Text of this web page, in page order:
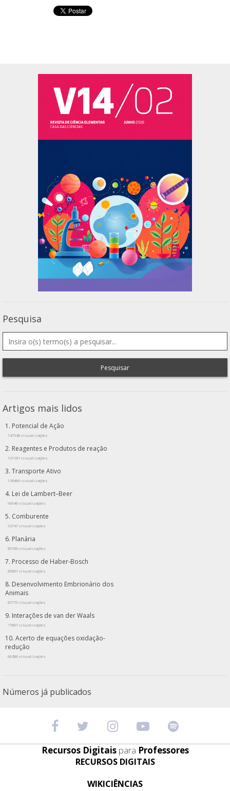
Pesquisa
Pesquisar
Artigos mais lidos
Potencial de Ação
147548 visualizações
Reagentes e Produtos de reação
121181 visualizações
Transporte Ativo
118460 visualizações
Lei de Lambert–Beer
96940 visualizações
Comburente
93747 visualizações
Planária
89700 visualizações
Processo de Haber-Bosch
89001 visualizações
Desenvolvimento Embrionário dos
Animais
87779 visualizações
Interações de van der Waals
77807 visualizações
Acerto de equações oxidação-
redução
66386 visualizações
Números já publicados
Recursos Digitais para Professores
RECURSOS DIGITAIS
WIKICIÊNCIAS